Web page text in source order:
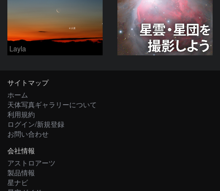
Layla
サイトマップ
ホーム
天体写真ギャラリーについて
利用規約
ログイン/新規登録
お問い合わせ
会社情報
アストロアーツ
製品情報
星ナビ